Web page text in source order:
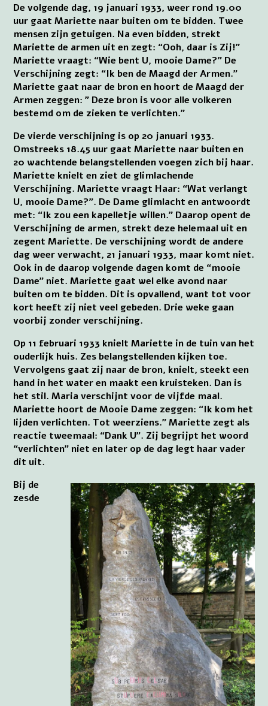
De volgende dag, 19 januari 1933, weer rond 19.00
uur gaat Mariette naar buiten om te bidden. Twee
mensen zijn getuigen. Na even bidden, strekt
Mariette de armen uit en zegt: “Ooh, daar is Zij!”
Mariette vraagt: “Wie bent U, mooie Dame?” De
Verschijning zegt: “Ik ben de Maagd der Armen.”
Mariette gaat naar de bron en hoort de Maagd der
Armen zeggen: ” Deze bron is voor alle volkeren
bestemd om de zieken te verlichten.”
De vierde verschijning is op 20 januari 1933.
Omstreeks 18.45 uur gaat Mariette naar buiten en
20 wachtende belangstellenden voegen zich bij haar.
Mariette knielt en ziet de glimlachende
Verschijning. Mariette vraagt Haar: “Wat verlangt
U, mooie Dame?”. De Dame glimlacht en antwoordt
met: “Ik zou een kapelletje willen.” Daarop opent de
Verschijning de armen, strekt deze helemaal uit en
zegent Mariette. De verschijning wordt de andere
dag weer verwacht, 21 januari 1933, maar komt niet.
Ook in de daarop volgende dagen komt de “mooie
Dame” niet. Mariette gaat wel elke avond naar
buiten om te bidden. Dit is opvallend, want tot voor
kort heeft zij niet veel gebeden. Drie weke gaan
voorbij zonder verschijning.
Op 11 februari 1933 knielt Mariette in de tuin van het
ouderlijk huis. Zes belangstellenden kijken toe.
Vervolgens gaat zij naar de bron, knielt, steekt een
hand in het water en maakt een kruisteken. Dan is
het stil. Maria verschijnt voor de vijfde maal.
Mariette hoort de Mooie Dame zeggen: “Ik kom het
lijden verlichten. Tot weerziens.” Mariette zegt als
reactie tweemaal: “Dank U”. Zij begrijpt het woord
“verlichten” niet en later op de dag legt haar vader
dit uit.
Bij de
zesde